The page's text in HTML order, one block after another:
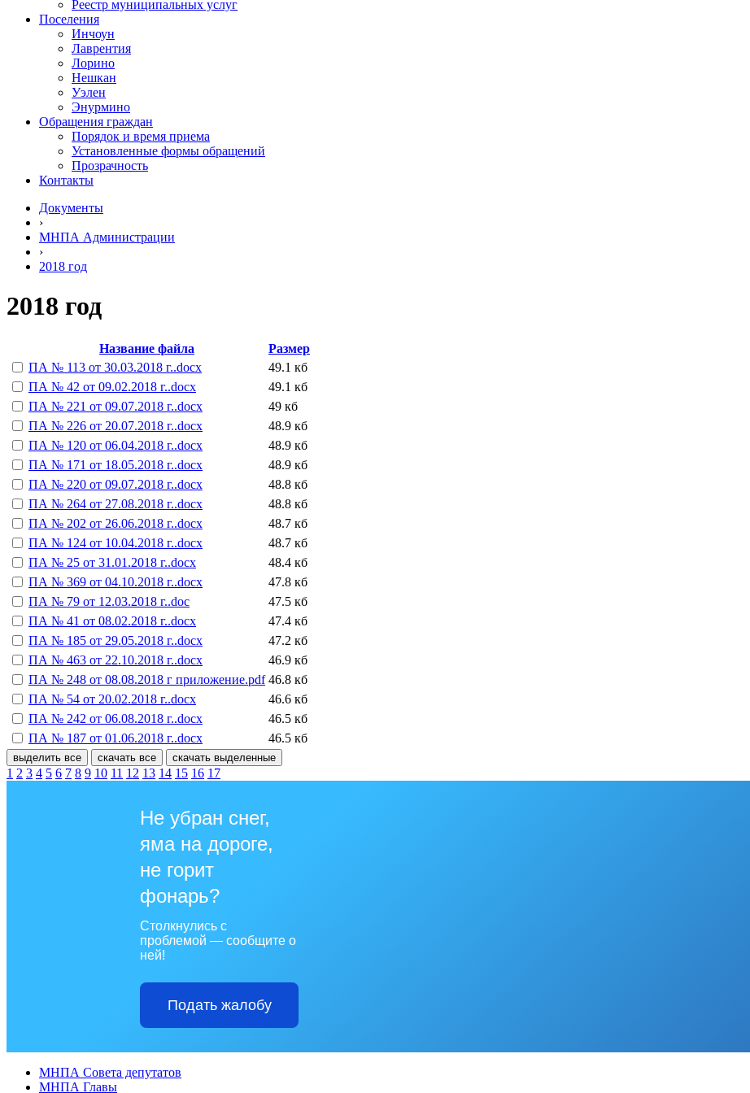
Реестр муниципальных услуг
Поселения
Инчоун
Лаврентия
Лорино
Нешкан
Уэлен
Энурмино
Обращения граждан
Порядок и время приема
Установленные формы обращений
Прозрачность
Контакты
Документы
›
МНПА Администрации
›
2018 год
2018 год
Название файла
Размер
ПА № 113 от 30.03.2018 г..docx
49.1 кб
ПА № 42 от 09.02.2018 г..docx
49.1 кб
ПА № 221 от 09.07.2018 г..docx
49 кб
ПА № 226 от 20.07.2018 г..docx
48.9 кб
ПА № 120 от 06.04.2018 г..docx
48.9 кб
ПА № 171 от 18.05.2018 г..docx
48.9 кб
ПА № 220 от 09.07.2018 г..docx
48.8 кб
ПА № 264 от 27.08.2018 г..docx
48.8 кб
ПА № 202 от 26.06.2018 г..docx
48.7 кб
ПА № 124 от 10.04.2018 г..docx
48.7 кб
ПА № 25 от 31.01.2018 г..docx
48.4 кб
ПА № 369 от 04.10.2018 г..docx
47.8 кб
ПА № 79 от 12.03.2018 г..doc
47.5 кб
ПА № 41 от 08.02.2018 г..docx
47.4 кб
ПА № 185 от 29.05.2018 г..docx
47.2 кб
ПА № 463 от 22.10.2018 г..docx
46.9 кб
ПА № 248 от 08.08.2018 г приложение.pdf 46.8 кб
ПА № 54 от 20.02.2018 г..docx
46.6 кб
ПА № 242 от 06.08.2018 г..docx
46.5 кб
ПА № 187 от 01.06.2018 г..docx
46.5 кб
выделить все скачать все скачать выделенные
1 2 3 4 5 6 7 8 9 10 11 12 13 14 15 16 17
Не убран снег,
яма на дороге,
не горит
фонарь?
Столкнулись с
проблемой — сообщите о
ней!
Подать жалобу
МНПА Совета депутатов
МНПА Главы